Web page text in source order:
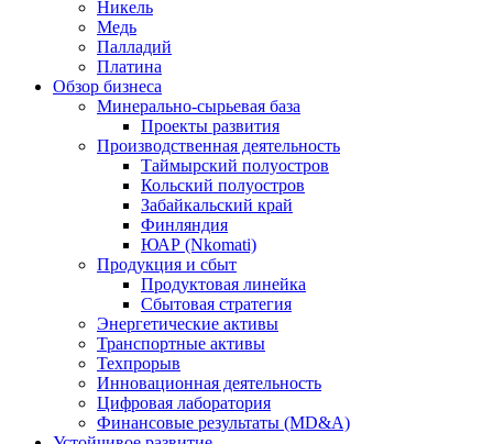
Никель
Медь
Палладий
Платина
Обзор бизнеса
Минерально-сырьевая база
Проекты развития
Производственная деятельность
Таймырский полуостров
Кольский полуостров
Забайкальский край
Финляндия
ЮАР (Nkomati)
Продукция и сбыт
Продуктовая линейка
Сбытовая стратегия
Энергетические активы
Транспортные активы
Техпрорыв
Инновационная деятельность
Цифровая лаборатория
Финансовые результаты (MD&A)